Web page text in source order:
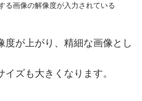
る画像の解像度が入力されている
度が上がり、精細な画像とし
ズも大きくなります。